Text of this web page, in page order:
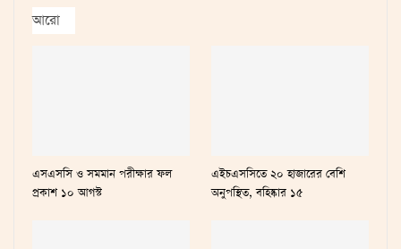
আরো
এসএসসি ও সমমান পরীক্ষার ফল
প্রকাশ ১০ আগস্ট
এইচএসসিতে ২০ হাজারের বেশি
অনুপস্থিত, বহিষ্কার ১৫